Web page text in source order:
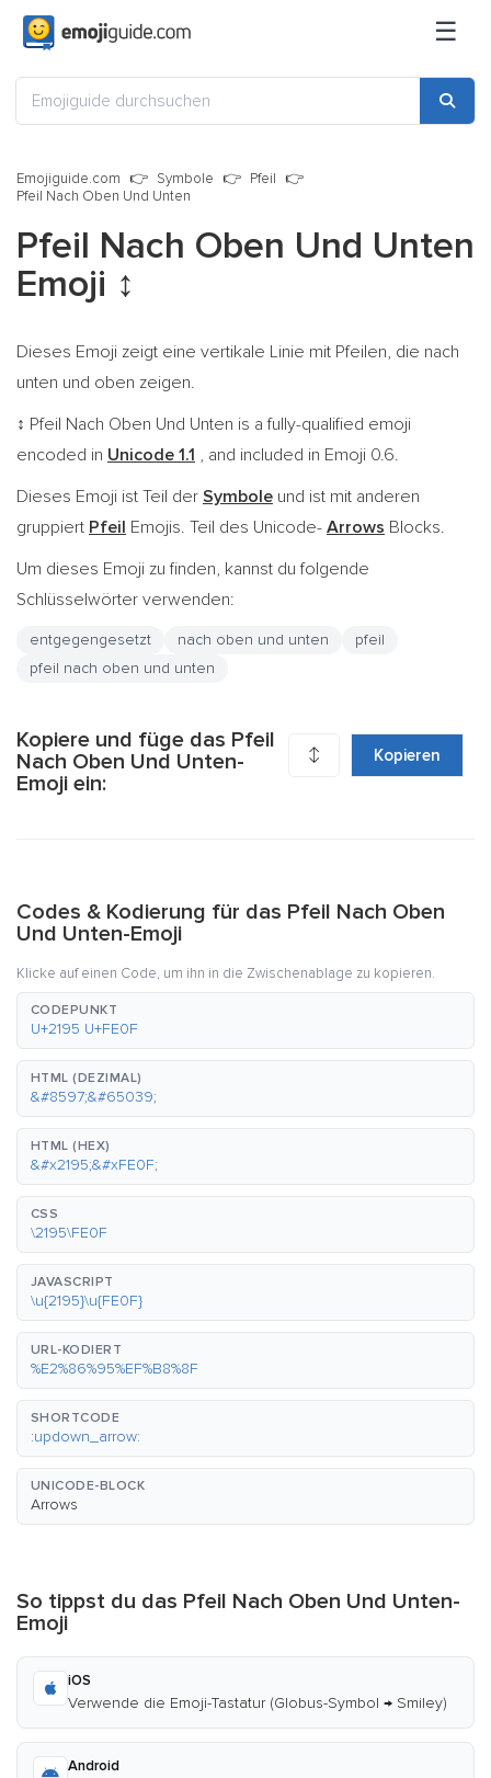
☰
Emojiguide.com Symbole
Pfeil
Pfeil Nach Oben Und Unten
Pfeil Nach Oben Und Unten
Emoji ↕️
Dieses Emoji zeigt eine vertikale Linie mit Pfeilen, die nach
unten und oben zeigen.
↕️ Pfeil Nach Oben Und Unten is a fully-qualified emoji
encoded in Unicode 1.1 , and included in Emoji 0.6.
Dieses Emoji ist Teil der Symbole und ist mit anderen
gruppiert Pfeil Emojis. Teil des Unicode- Arrows Blocks.
Um dieses Emoji zu finden, kannst du folgende
Schlüsselwörter verwenden:
entgegengesetzt nach oben und unten
pfeil
pfeil nach oben und unten
Kopiere und füge das Pfeil
Nach Oben Und Unten-
Emoji ein:
↕️ Kopieren
Codes & Kodierung für das Pfeil Nach Oben
Und Unten-Emoji
Klicke auf einen Code, um ihn in die Zwischenablage zu kopieren.
CODEPUNKT
U+2195 U+FE0F
HTML (DEZIMAL)
&#8597;&#65039;
HTML (HEX)
&#x2195;&#xFE0F;
CSS
\2195\FE0F
JAVASCRIPT
\u{2195}\u{FE0F}
URL-KODIERT
%E2%86%95%EF%B8%8F
SHORTCODE
:updown_arrow:
UNICODE-BLOCK
Arrows
So tippst du das Pfeil Nach Oben Und Unten-
Emoji
iOS
Verwende die Emoji-Tastatur (Globus-Symbol → Smiley)
Android